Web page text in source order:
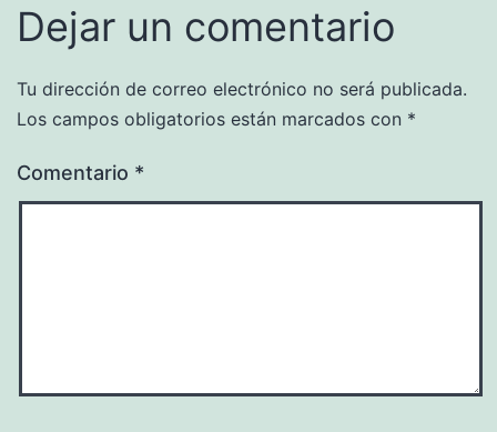
Dejar un comentario
Tu dirección de correo electrónico no será publicada.
Los campos obligatorios están marcados con *
Comentario *